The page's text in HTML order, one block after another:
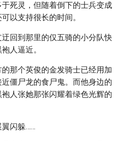
死灵，但随着倒下的士兵变成
以支持很长的时间。
回到那里的仅五骑的小分队快
人逼近。
那个英俊的金发骑士已经用加
僵尸龙的食尸鬼。而他身边的
人张她那张闪耀着绿色光辉的
翼闪躲……